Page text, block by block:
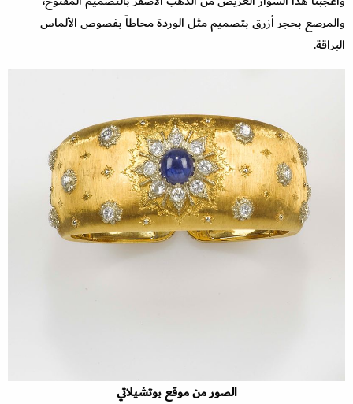
والمرصع بحجر أزرق بتصميم مثل الوردة محاطاً بفصوص الألماس
البراقة.
الصور من موقع بوتشيلاتي